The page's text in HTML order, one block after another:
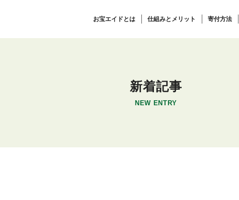
お宝エイドとは 仕組みとメリット 寄付方法
新着記事
NEW ENTRY